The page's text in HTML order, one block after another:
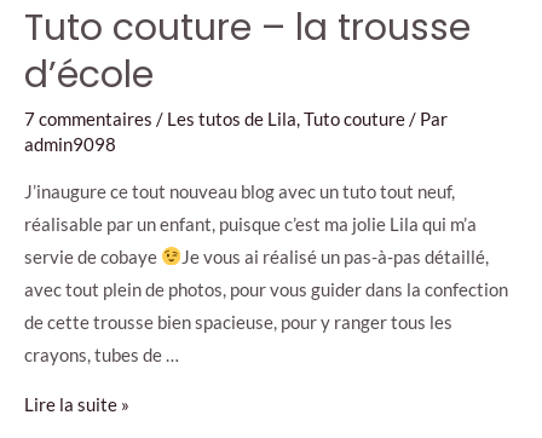
Tuto couture – la trousse
d’école
7 commentaires / Les tutos de Lila,Tuto couture/ Par
admin9098
J’inaugure ce tout nouveau blog avec un tuto tout neuf,
réalisable par un enfant, puisque c’est ma jolie Lila qui m’a
servie de cobaye
Je vous ai réalisé un pas-à-pas détaillé,
avec tout plein de photos, pour vous guider dans la confection
de cette trousse bien spacieuse, pour y ranger tous les
crayons, tubes de …
Tuto
Lire la suite »